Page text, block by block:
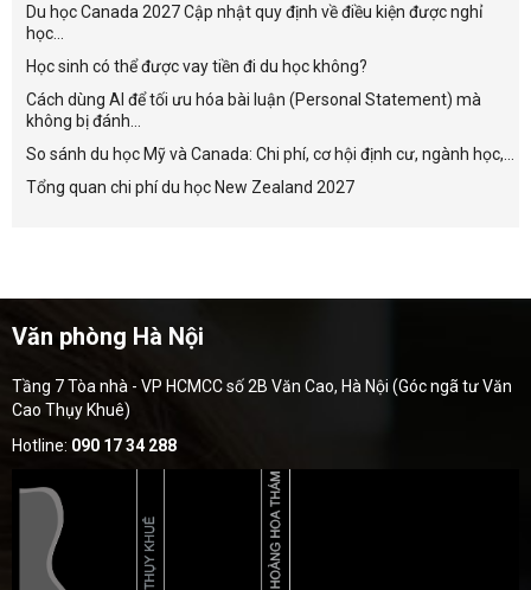
Du học Canada 2027 Cập nhật quy định về điều kiện được nghỉ
học...
Học sinh có thể được vay tiền đi du học không?
Cách dùng AI để tối ưu hóa bài luận (Personal Statement) mà
không bị đánh...
So sánh du học Mỹ và Canada: Chi phí, cơ hội định cư, ngành học,...
Tổng quan chi phí du học New Zealand 2027
Văn phòng Hà Nội
Tầng 7 Tòa nhà - VP HCMCC số 2B Văn Cao, Hà Nội (Góc ngã tư Văn
Cao Thụy Khuê)
Hotline: 090 17 34 288